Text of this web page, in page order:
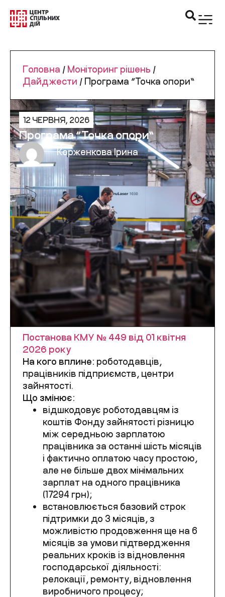
Головна / Моніторинг рішень /
Дайджести / Програма “Точка опори”
12 ЧЕРВНЯ, 2026
Програма “Точка опори”
Корженкова Ірина
Постанова КМУ № 449 від 01 квітня
2026 року
На кого вплине: роботодавців,
працівників підприємств, центри
зайнятості.
Що змінює:
відшкодовує роботодавцям із
коштів Фонду зайнятості різницю
між середньою зарплатою
працівника за останні шість місяців
і фактично оплатою часу простою,
але не більше двох мінімальних
зарплат на одного працівника
(17294 грн);
встановлюється базовий строк
підтримки до 3 місяців, з
можливістю продовження ще на 6
місяців за умови підтвердження
реальних кроків із відновлення
господарської діяльності:
релокації, ремонту, відновлення
виробничого процесу;